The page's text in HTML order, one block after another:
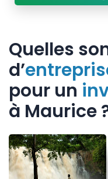
Quelles
d’
pour un
à Maurice